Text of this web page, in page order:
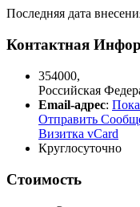
Последняя дата
Контактная
354000,
Российская
Email-адрес:
Отправить
Визитка vCard
Круглосуточно
Стоимость